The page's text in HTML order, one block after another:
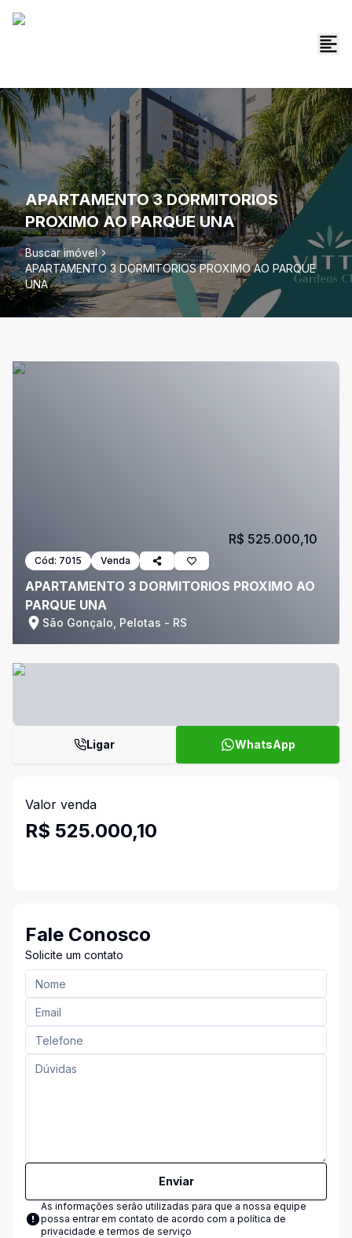
APARTAMENTO 3 DORMITORIOS
PROXIMO AO PARQUE UNA
Buscar imóvel
APARTAMENTO 3 DORMITORIOS PROXIMO AO PARQUE
UNA
Cód: 7015 Venda
APARTAMENTO 3 DORMITORIOS PROXIMO AO
PARQUE UNA
São Gonçalo, Pelotas - RS
R$ 525.000,10
Ligar WhatsApp
Valor venda
R$ 525.000,10
Fale Conosco
Solicite um contato
Enviar
As informações serão utilizadas para que a nossa equipe
possa entrar em contato de acordo com a política de
privacidade e termos de serviço